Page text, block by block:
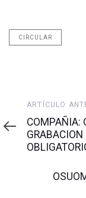
CIRCULAR
Artículo
anterior
ARTÍCULO
COMPAÑIA:
GRABACION